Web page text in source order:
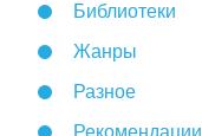
Библиотеки
Жанры
Разное